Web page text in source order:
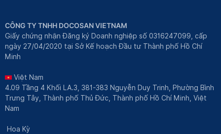
CÔNG TY TNHH DOCOSAN VIETNAM
Giấy chứng nhận Đăng ký Doanh nghiệp số 0316247099, cấp
ngày 27/04/2020 tại Sở Kế hoạch Đầu tư Thành phố Hồ Chí
Minh
Việt Nam
4.09 Tầng 4 Khối LA.3, 381-383 Nguyễn Duy Trinh, Phường Bình
Trưng Tây, Thành phố Thủ Đức, Thành phố Hồ Chí Minh, Việt
Nam
Hoa Kỳ